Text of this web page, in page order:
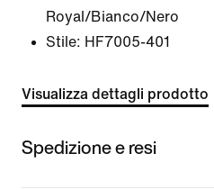
Royal/Bianco/Nero
Stile: HF7005-401
Visualizza dettagli prodotto
Spedizione e resi